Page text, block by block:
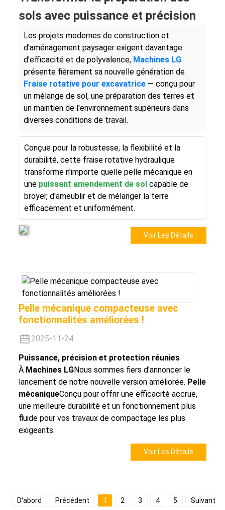
sols avec puissance et précision
Les projets modernes de construction et
d'aménagement paysager exigent davantage
d'efficacité et de polyvalence, Machines LG
présente fièrement sa nouvelle génération de
Fraise rotative pour excavatrice— conçu pour
un mélange de sol, une préparation des terres et
un maintien de l'environnement supérieurs dans
diverses conditions de travail.
Conçue pour la robustesse, la flexibilité et la
durabilité, cette fraise rotative hydraulique
transforme n'importe quelle pelle mécanique en
une puissant amendement de solcapable de
broyer, d'ameublir et de mélanger la terre
efficacement et uniformément.
Voir Les Détails
Pelle mécanique compacteuse avec
fonctionnalités améliorées !
2025-11-24
Puissance, précision et protection réunies
À Machines LGNous sommes fiers d'annoncer le
lancement de notre nouvelle version améliorée. Pelle
mécaniqueConçu pour offrir une efficacité accrue,
une meilleure durabilité et un fonctionnement plus
fluide pour vos travaux de compactage les plus
exigeants.
Voir Les Détails
D'abord Précédent 1 2 3 4 5 Suivant